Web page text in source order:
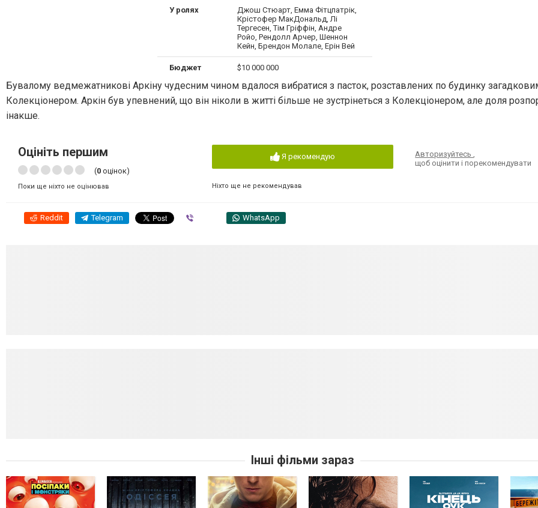
У ролях
Джош Стюарт, Емма Фітцпатрік,
Крістофер МакДональд, Лі
Тергесен, Тім Гріффін, Андре
Ройо, Рендолл Арчер, Шеннон
Кейн, Брендон Молале, Ерін Вей
Бюджет $10 000 000
Бувалому ведмежатникові Аркіну чудесним чином вдалося вибратися з пасток, розставлених по будинку
Колекціонером. Аркін був упевнений, що він ніколи в житті більше не зустрінеться з Колекціoнером, але доля
інакше.
Оцініть першим
(0 оцінок)
Поки ще ніхто не оцінював
Я рекомендую
Ніхто ще не рекомендував
Авторизуйтесь
щоб оцінити і порекомендувати
Reddit Telegram WhatsApp
Інші фільми зараз